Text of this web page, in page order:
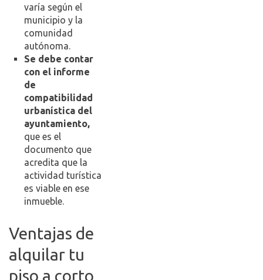
varía según el
municipio y la
comunidad
autónoma.
Se debe contar
con el informe
de
compatibilidad
urbanística del
ayuntamiento,
que es el
documento que
acredita que la
actividad turística
es viable en ese
inmueble.
Ventajas de
alquilar tu
piso a corto